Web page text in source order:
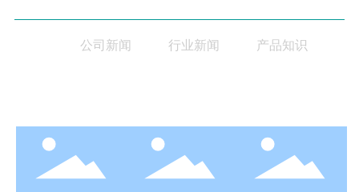
公司新闻 行业新闻 产品知识